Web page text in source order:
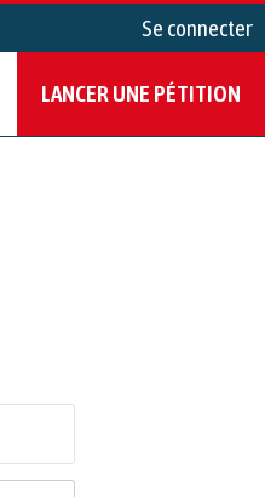
Se connecter
LANCER UNE PÉTITION